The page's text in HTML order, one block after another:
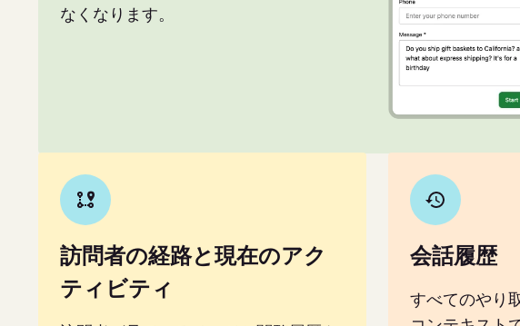
なくなります。
訪問者の経路と現在のアク
ティビティ
会話履歴
すべてのやり